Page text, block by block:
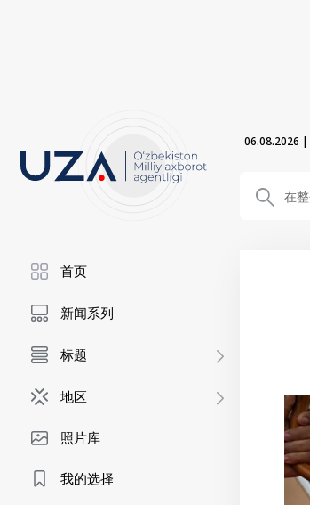
06.08.2026 |
首页
新闻系列
标题
地区
照片库
我的选择